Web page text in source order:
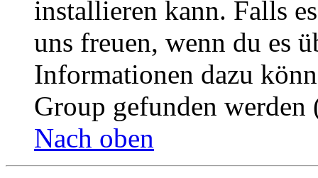
installieren kann. Falls
uns freuen, wenn du es
Informationen dazu
Group gefunden
Nach oben